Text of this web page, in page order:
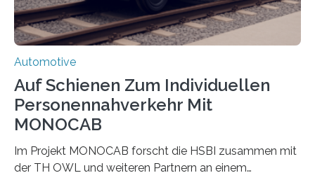
Automotive
Auf Schienen Zum Individuellen
Personennahverkehr Mit
MONOCAB
Im Projekt MONOCAB forscht die HSBI zusammen mit
der TH OWL und weiteren Partnern an einem